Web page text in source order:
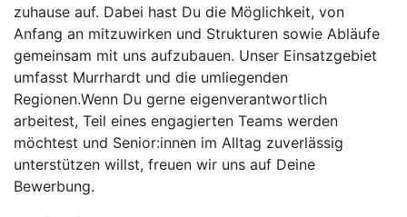
zuhause auf. Dabei hast Du die Möglichkeit, von
Anfang an mitzuwirken und Strukturen sowie Abläufe
gemeinsam mit uns aufzubauen. Unser Einsatzgebiet
umfasst Murrhardt und die umliegenden
Regionen.Wenn Du gerne eigenverantwortlich
arbeitest, Teil eines engagierten Teams werden
möchtest und Senior:innen im Alltag zuverlässig
unterstützen willst, freuen wir uns auf Deine
Bewerbung.